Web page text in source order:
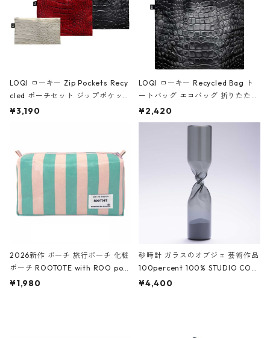
LOQI ローキー Zip Pockets Recy
cled ポーチセット ジップポケット
ファスナーポーチ 撥水加工 トラベ
ーガンディー、オフホワイト
¥3,190
LOQI ローキー Recycled Bag ト
ートバッグ エコバッグ 折りたたみ
大きめ 撥水加工 収納ポーチ CRO
CODILE/Black クロコダイル/ブラ
¥2,420
2026新作 ポーチ 旅行ポーチ 化粧
ポーチ ROOTOTE with ROO pou
ch 3532 ルートート WR.ポーチ.ラ
¥1,980
砂時計 ガラスのオブジェ 芸術作品
100percent 100% STUDIO COH
AKU Timeless 100パーセント ス
¥4,400